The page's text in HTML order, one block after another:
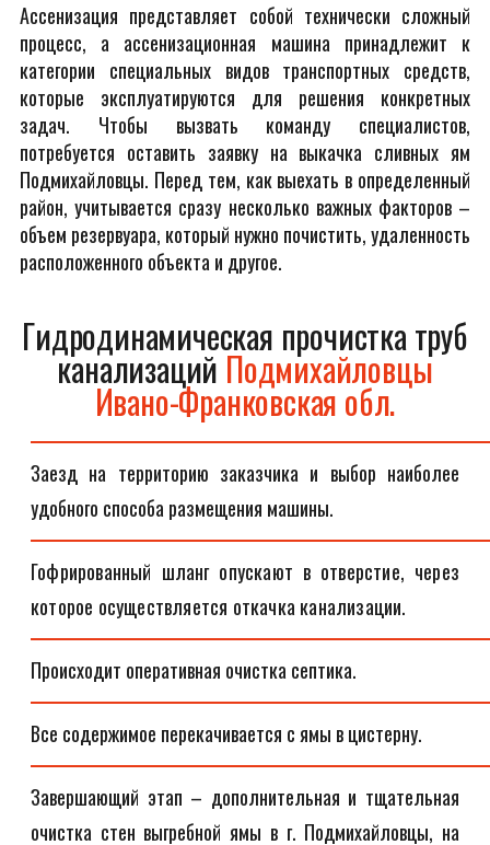
Ассенизация представляет собой технически сложный
процесс, а ассенизационная машина принадлежит к
категории специальных видов транспортных средств,
которые эксплуатируются для решения конкретных
задач. Чтобы вызвать команду специалистов,
потребуется оставить заявку на выкачка сливных ям
Подмихайловцы. Перед тем, как выехать в определенный
район, учитывается сразу несколько важных факторов –
объем резервуара, который нужно почистить, удаленность
расположенного объекта и другое.
Гидродинамическая прочистка труб
канализаций Подмихайловцы
Ивано-Франковская обл.
Заезд на территорию заказчика и выбор наиболее
удобного способа размещения машины.
Гофрированный шланг опускают в отверстие, через
которое осуществляется откачка канализации.
Происходит оперативная очистка септика.
Все содержимое перекачивается с ямы в цистерну.
Завершающий этап – дополнительная и тщательная
очистка стен выгребной ямы в г. Подмихайловцы, на